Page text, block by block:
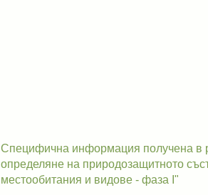
Специфична информация получена в
определяне на природозащитното
местообитания и видове - фаза I"